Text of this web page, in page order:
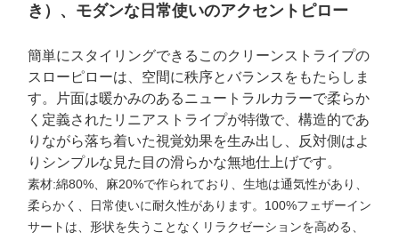
き）、モダンな日常使いのアクセントピロー
簡単にスタイリングできるこのクリーンストライプの
スローピローは、空間に秩序とバランスをもたらしま
す。片面は暖かみのあるニュートラルカラーで柔らか
く定義されたリニアストライプが特徴で、構造的であ
りながら落ち着いた視覚効果を生み出し、反対側はよ
りシンプルな見た目の滑らかな無地仕上げです。
素材:綿80%、麻20%で作られており、生地は通気性があり、
柔らかく、日常使いに耐久性があります。100%フェザーイン
サートは、形状を失うことなくリラクゼーションを高める、